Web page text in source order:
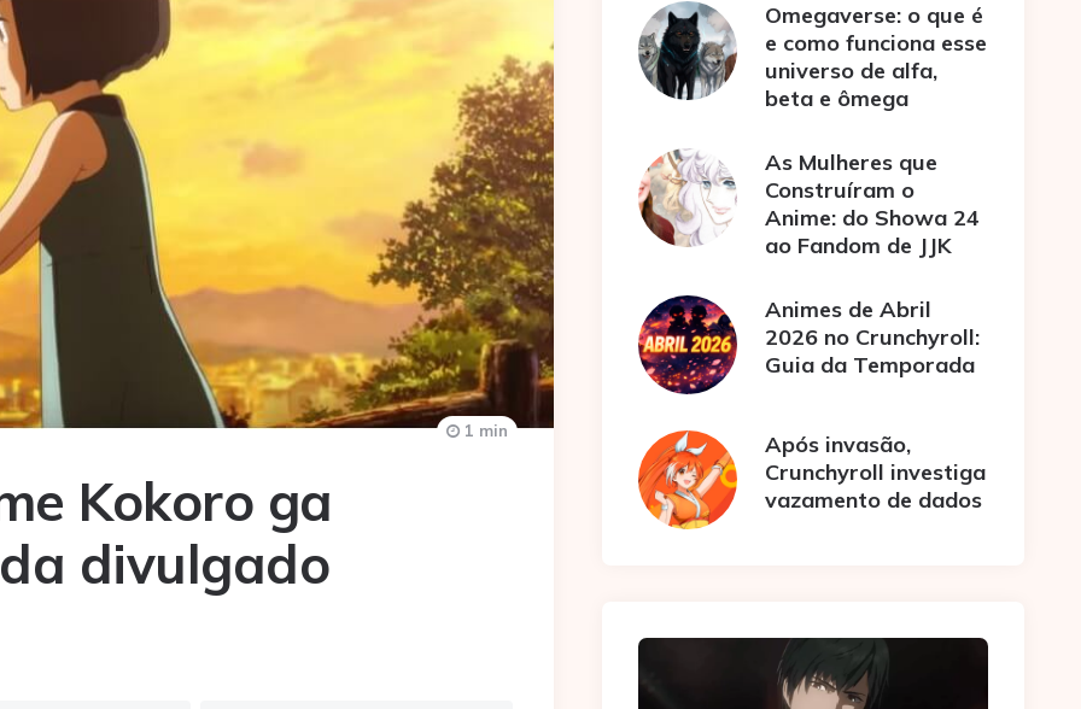
Kokoro ga
divulgado
1 min
Omegaverse: o que é
e como funciona esse
universo de alfa,
beta e ômega
As Mulheres que
Construíram o
Anime: do Showa 24
ao Fandom de JJK
Animes de Abril
2026 no Crunchyroll:
Guia da Temporada
Após invasão,
Crunchyroll investiga
vazamento de dados